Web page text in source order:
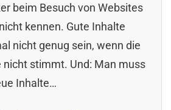
beim Besuch von Websites
kennen. Gute Inhalte
nicht genug sein, wenn die
nicht stimmt. Und: Man muss
Inhalte…